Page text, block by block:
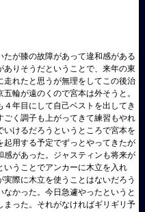
が膝の故障があって違和感がある
りそうだということで、来年の東
れたと思うが無理をしてこの後治
輪が遠のくので宮本は外そうと。
年目にして自己ベストを出してき
く調子も上がってきて練習もやれ
けるだろうというところで宮本を
用する予定でずっとやってきたが
があった。ジャスティンも将来が
うことでアンカーに木立を入れ
際に木立を使うことはないだろう
かった。今日急遽やったというと
った。それがなければギリギリ予